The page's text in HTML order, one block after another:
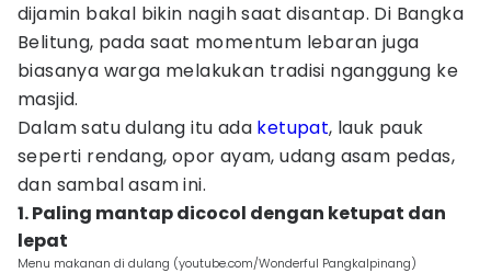
dijamin bakal bikin nagih saat disantap. Di Bangka
Belitung, pada saat momentum lebaran juga
biasanya warga melakukan tradisi nganggung ke
masjid.
Dalam satu dulang itu ada ketupat, lauk pauk
seperti rendang, opor ayam, udang asam pedas,
dan sambal asam ini.
1. Paling mantap dicocol dengan ketupat dan
lepat
Menu makanan di dulang (youtube.com/Wonderful Pangkalpinang)